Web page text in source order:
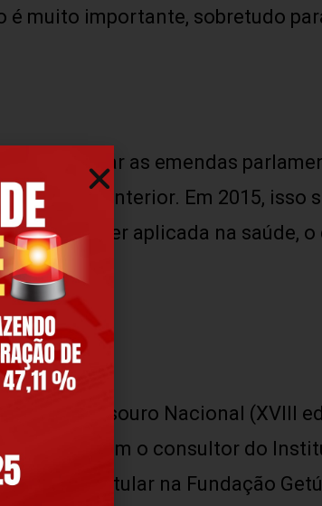
é muito importante, sobretudo
a executar as emendas
no ano anterior. Em 2015, isso
deverá ser aplicada na saúde,
do Tesouro Nacional (XVIII
com o consultor do
titular na Fundação